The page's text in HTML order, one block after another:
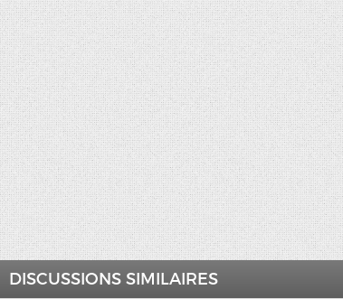
DISCUSSIONS SIMILAIRES